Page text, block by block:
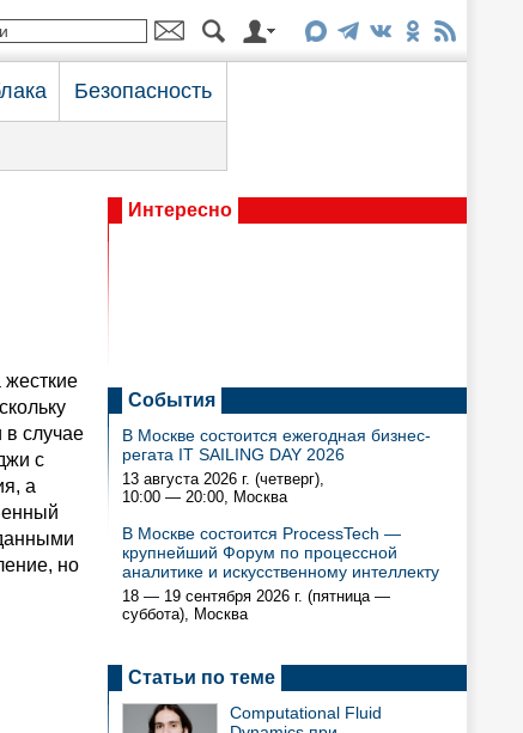
Безопасность
жесткие
в случае
с
а
но
Интересно
События
В Москве состоится ежегодная бизнес-
регата IT SAILING DAY 2026
13 августа 2026 г. (четверг),
10:00 — 20:00, Москва
В Москве состоится ProcessTech —
крупнейший Форум по процессной
аналитике и искусственному интеллекту
18 — 19 сентября 2026 г. (пятница —
суббота), Москва
Статьи по теме
Computational Fluid